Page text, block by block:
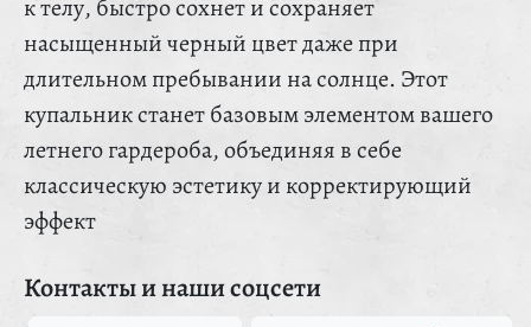
к телу, быстро сохнет и сохраняет
насыщенный черный цвет даже при
длительном пребывании на солнце. Этот
купальник станет базовым элементом вашего
летнего гардероба, объединяя в себе
классическую эстетику и корректирующий
эффект
Контакты и наши соцсети